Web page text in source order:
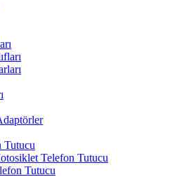
Tutucu
Telefon Tutucu
Tutucu